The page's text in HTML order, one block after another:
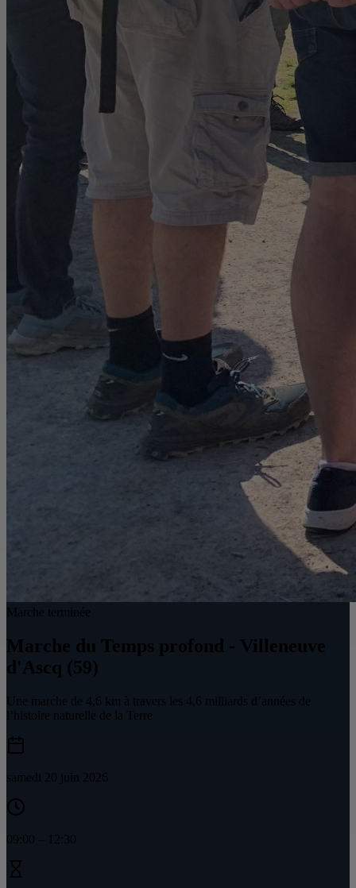
Marche terminée
Marche du Temps profond - Villeneuve
d'Ascq (59)
Une marche de 4,6 km à travers les 4,6 milliards d’années de
l’histoire naturelle de la Terre
samedi 20 juin 2026
09:00 12:30